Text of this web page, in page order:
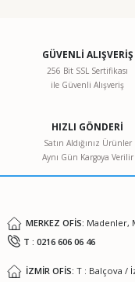
Görüş ve önerileriniz
Ürün resmi
Ürün bilgilerinde
Ürün fiyatı diğer
GÜVENLİ ALIŞVERİŞ
256 Bit SSL Sertifikası
ile Güvenli Alışveriş
HIZLI GÖNDERİ
Satın Aldığınız Ürünler
Aynı Gün Kargoya Verilir
MERKEZ OFİS: Madenler,
T : 0216 606 06 46
İZMİR OFİS: T : Balçova /